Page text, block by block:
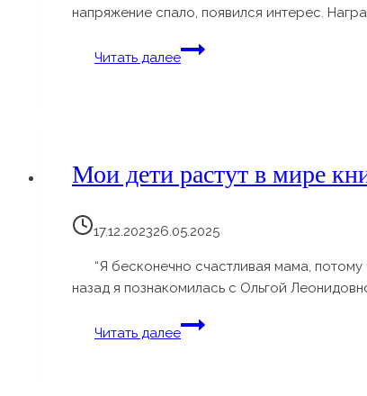
напряжение спало, появился интерес.
Читать далее
“А
мне
Мои дети растут в мире
17.12.202326.05.2025
“Я бесконечно счастливая мама,
назад я познакомилась с Ольгой
Читать далее
Мои
дети